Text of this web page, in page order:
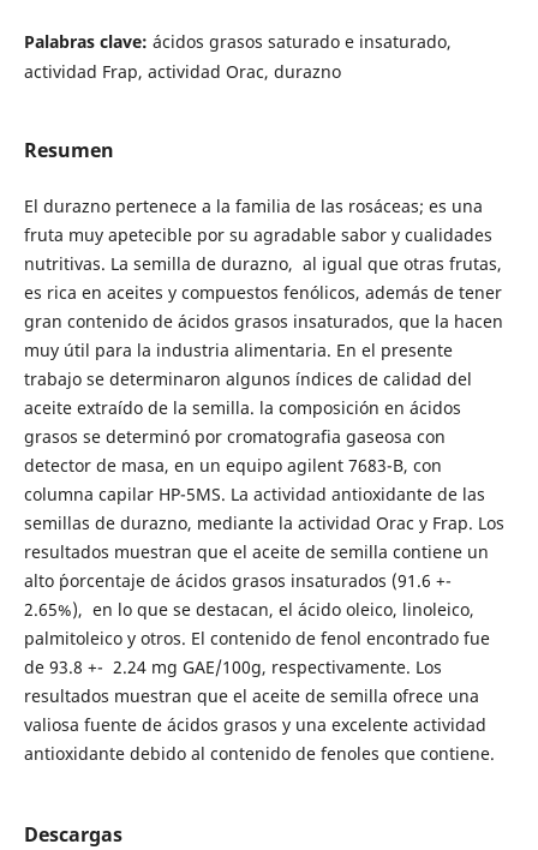
Palabras clave: ácidos grasos saturado e insaturado,
actividad Frap, actividad Orac, durazno
Resumen
El durazno pertenece a la familia de las rosáceas; es una
fruta muy apetecible por su agradable sabor y cualidades
nutritivas. La semilla de durazno, al igual que otras frutas,
es rica en aceites y compuestos fenólicos, además de tener
gran contenido de ácidos grasos insaturados, que la hacen
muy útil para la industria alimentaria. En el presente
trabajo se determinaron algunos índices de calidad del
aceite extraído de la semilla. la composición en ácidos
grasos se determinó por cromatografia gaseosa con
detector de masa, en un equipo agilent 7683-B, con
columna capilar HP-5MS. La actividad antioxidante de las
semillas de durazno, mediante la actividad Orac y Frap. Los
resultados muestran que el aceite de semilla contiene un
alto ´porcentaje de ácidos grasos insaturados (91.6 +-
2.65%), en lo que se destacan, el ácido oleico, linoleico,
palmitoleico y otros. El contenido de fenol encontrado fue
de 93.8 +- 2.24 mg GAE/100g, respectivamente. Los
resultados muestran que el aceite de semilla ofrece una
valiosa fuente de ácidos grasos y una excelente actividad
antioxidante debido al contenido de fenoles que contiene.
Descargas